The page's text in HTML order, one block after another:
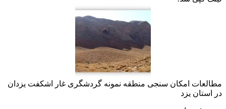
مطالعات امکان سنجی منطقه نمونه گردشگری غار اشکفت یزدان
در استان یزد